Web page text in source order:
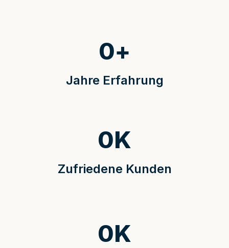
Jahre Erfahrung
0+
Zufriedene Kunden
0K
0K